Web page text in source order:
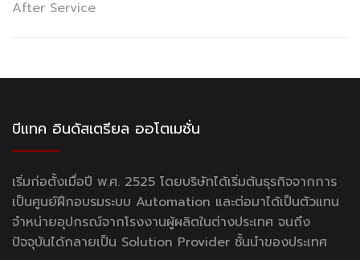
After Service
บีแทค อินดัสเตรียล ออโตเมชั่น
เริ่มก่อตั้งเมื่อปี พ.ศ. 2525 โดยบริษัทได้เริ่มต้นธุรกิจจากการ
เป็นศูนย์ฝึกอบรมระบบ Automation และต่อมาได้เป็นตัวแทน
จำหน่ายอุปกรณ์จากโรงงานผู้ผลิตในต่างประเทศ จนถึง
ปัจจุบันได้กลายเป็น Solution Provider ชั้นนำของประเทศ